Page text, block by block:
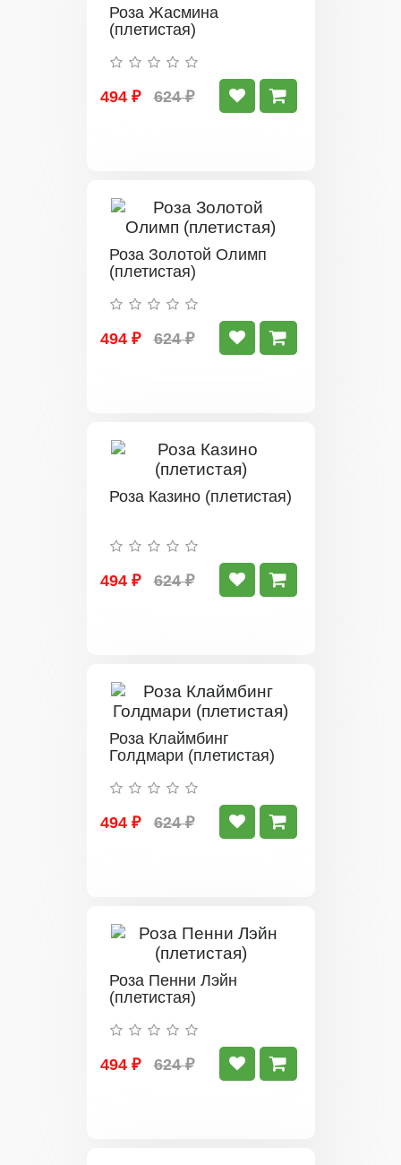
Роза Жасмина
(плетистая)
494 ₽ 624 ₽
Роза Золотой Олимп
(плетистая)
494 ₽ 624 ₽
Роза Казино (плетистая)
494 ₽ 624 ₽
Роза Клаймбинг
Голдмари (плетистая)
494 ₽ 624 ₽
Роза Пенни Лэйн
(плетистая)
494 ₽ 624 ₽